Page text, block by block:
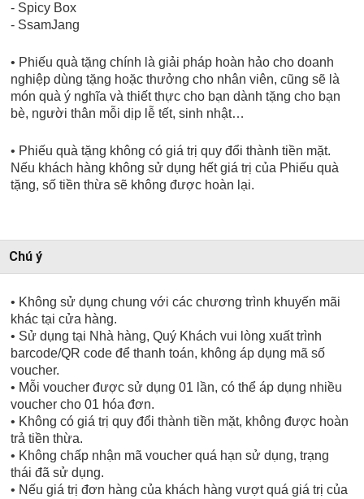
- Spicy Box
- SsamJang
• Phiếu quà tặng chính là giải pháp hoàn hảo cho doanh
nghiệp dùng tặng hoặc thưởng cho nhân viên, cũng sẽ là
món quà ý nghĩa và thiết thực cho bạn dành tặng cho bạn
bè, người thân mỗi dịp lễ tết, sinh nhật…
• Phiếu quà tặng không có giá trị quy đổi thành tiền mặt.
Nếu khách hàng không sử dụng hết giá trị của Phiếu quà
tặng, số tiền thừa sẽ không được hoàn lại.
Chú ý
• Không sử dụng chung với các chương trình khuyến mãi
khác tại cửa hàng.
• Sử dụng tại Nhà hàng, Quý Khách vui lòng xuất trình
barcode/QR code để thanh toán, không áp dụng mã số
voucher.
• Mỗi voucher được sử dụng 01 lần, có thể áp dụng nhiều
voucher cho 01 hóa đơn.
• Không có giá trị quy đổi thành tiền mặt, không được hoàn
trả tiền thừa.
• Không chấp nhận mã voucher quá hạn sử dụng, trạng
thái đã sử dụng.
• Nếu giá trị đơn hàng của khách hàng vượt quá giá trị của